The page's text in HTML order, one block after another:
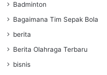
Badminton
Bagaimana Tim Sepak Bola
berita
Berita Olahraga Terbaru
bisnis